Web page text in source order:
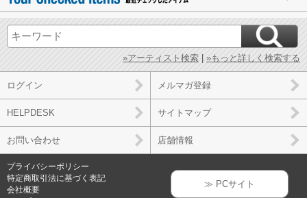
»アーティスト検索 »もっと詳しく検索する
ログイン メルマガ登録
HELPDESK サイトマップ
お問い合わせ 店舗情報
プライバシーポリシー
特定商取引法に基づく表記
会社概要
≫ PCサイト